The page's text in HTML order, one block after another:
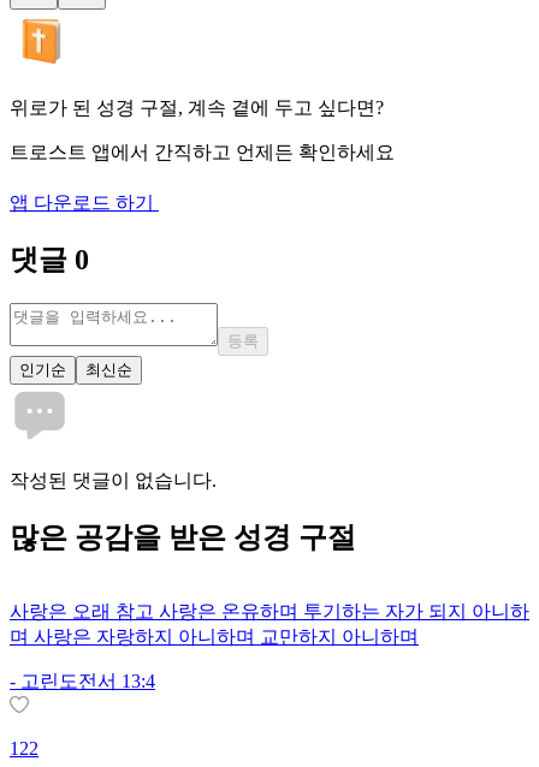
위로가 된 성경 구절, 계속 곁에 두고 싶다면?
트로스트 앱에서 간직하고 언제든 확인하세요
앱 다운로드 하기
댓글 0
등록
인기순
최신순
작성된 댓글이 없습니다.
많은 공감을 받은 성경 구절
사랑은 오래 참고 사랑은 온유하며 투기하는 자가 되지 아니하
며 사랑은 자랑하지 아니하며 교만하지 아니하며
- 고린도전서 13:4
122